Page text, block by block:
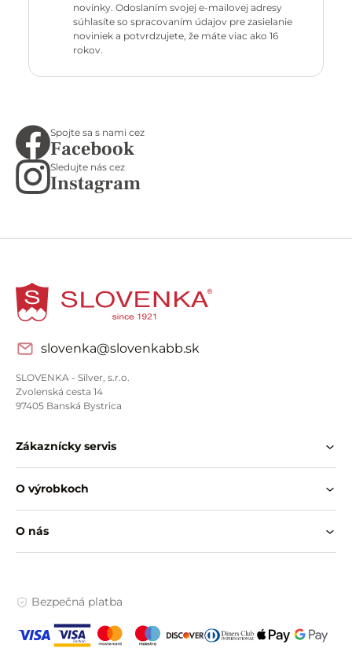
novinky. Odoslaním svojej e-mailovej adresy
súhlasíte so spracovaním údajov pre zasielanie
noviniek a potvrdzujete, že máte viac ako 16
rokov.
Spojte sa s nami cez
Facebook
Sledujte nás cez
Instagram
slovenka@slovenkabb.sk
SLOVENKA - Silver, s.r.o.
Zvolenská cesta 14
97405 Banská Bystrica
Zákaznícky servis
O výrobkoch
O nás
Bezpečná platba